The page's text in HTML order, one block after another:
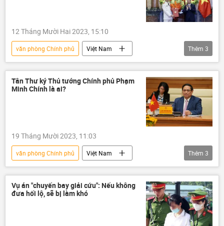
12 Tháng Mười Hai 2023, 15:10
văn phòng Chính phủ
Việt Nam
thông tin
bổ nhiệm
cán bộ
Bộ Công an Việt Nam
Thêm 3
Tân Thư ký Thủ tướng Chính phủ Phạm
Minh Chính là ai?
19 Tháng Mười 2023, 11:03
văn phòng Chính phủ
Việt Nam
thông tin
Phạm Minh Chính
nhân sự
bổ nhiệm
Thêm 3
Vụ án "chuyến bay giải cứu": Nếu không
đưa hối lộ, sẽ bị làm khó